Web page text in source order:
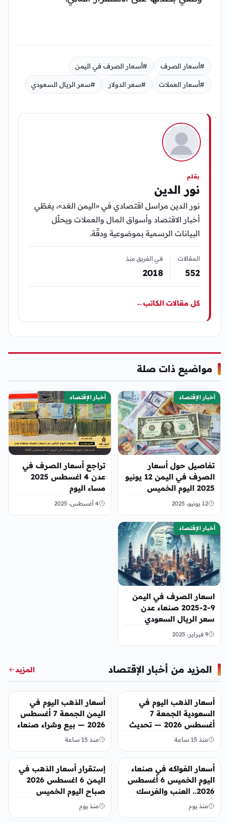
#أسعار الصرف #أسعار الصرف في اليمن
#أسعار العملات #سعر الدولار #سعر الريال السعودي
بقلم
نور الدين
نور الدين مراسل اقتصادي في «اليمن الغد»، يغطّي
أخبار الاقتصاد وأسواق المال والعملات ويحلّل
البيانات الرسمية بموضوعية ودقّة.
المقالات
552
في الفريق منذ
2018
كل مقالات الكاتب←
مواضيع ذات صلة
أخبار الإقتصاد
تفاصيل حول أسعار
الصرف في اليمن 12 يونيو
2025 اليوم الخميس
12 يونيو، 2025
أخبار الإقتصاد
تراجع أسعار الصرف في
عدن 4 اغسطس 2025
مساء اليوم
4 أغسطس، 2025
أخبار الإقتصاد
اسعار الصرف في اليمن
9-2-2025 صنعاء عدن
سعر الريال السعودي
الدولار
9 فبراير، 2025
المزيد من أخبار الإقتصاد المزيد
أخبار الإقتصاد
أسعار الذهب اليوم في
السعودية الجمعة 7
أغسطس 2026 — تحديث
مباشر
منذ 15 ساعة
أخبار الإقتصاد
أسعار الذهب اليوم في
اليمن الجمعة 7 أغسطس
2026 — بيع وشراء صنعاء
وعدن
منذ 15 ساعة
أخبار الإقتصاد
أسعار الفواكه في صنعاء
اليوم الخميس 6 أغسطس
2026.. العنب والفرسك
والرمان في الأسواق
منذ يوم
أخبار الإقتصاد
إستقرار أسعار الذهب في
اليمن 6 اغسطس 2026
صباح اليوم الخميس
منذ يوم